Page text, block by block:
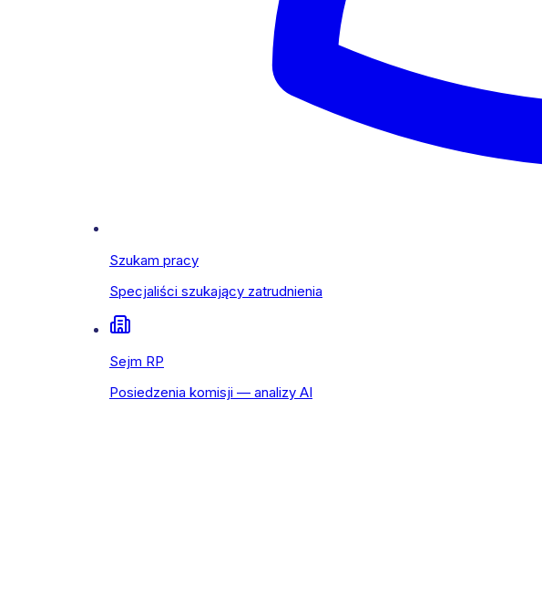
Szukam pracy
Specjaliści szukający zatrudnienia
Sejm RP
Posiedzenia komisji — analizy AI